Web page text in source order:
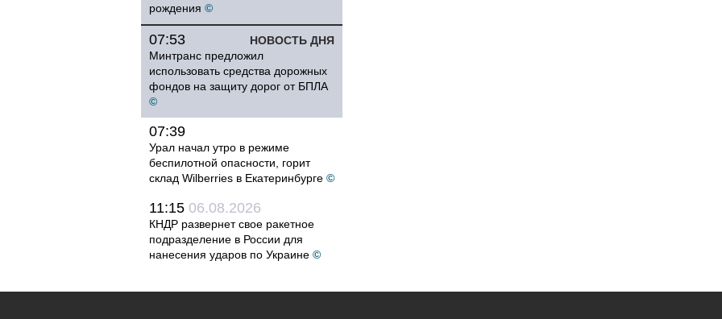
рождения ©
НОВОСТЬ ДНЯ
07:53
Минтранс предложил
использовать средства дорожных
фондов на защиту дорог от БПЛА
©
07:39
Урал начал утро в режиме
беспилотной опасности, горит
склад Wilberries в Екатеринбурге ©
11:15 06.08.2026
КНДР развернет свое ракетное
подразделение в России для
нанесения ударов по Украине ©